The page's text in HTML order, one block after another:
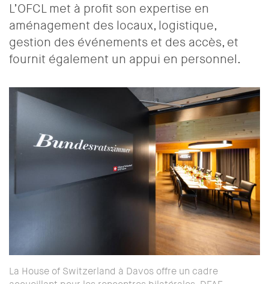
L’OFCL met à profit son expertise en
aménagement des locaux, logistique,
gestion des événements et des accès, et
fournit également un appui en personnel.
La House of Switzerland à Davos offre un cadre